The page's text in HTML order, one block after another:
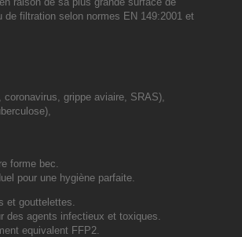
de filtration selon normes EN 149:2001 et
grippe aviaire, SRAS),
forme bec.
pour une hygiène parfaite.
et gouttelettes.
des agents infectieux et toxiques.
equivalent FFP2.